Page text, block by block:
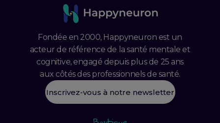
Fondée en 2000, Happyneuron est un
acteur de référence de la santé mentale et
cognitive, engagé depuis plus de 25 ans
aux côtés des professionnels de santé.
Inscrivez-vous à notre newsletter